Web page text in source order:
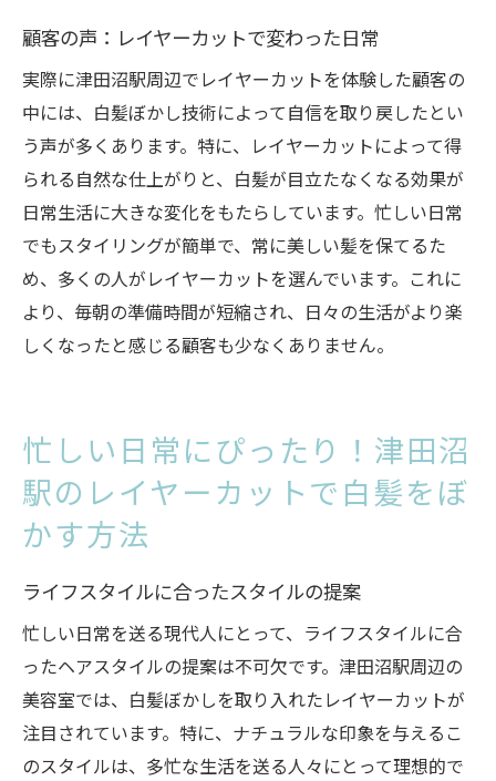
顧客の声：レイヤーカットで変わった日常
実際に津田沼駅周辺でレイヤーカットを体験した顧客の
中には、白髪ぼかし技術によって自信を取り戻したとい
う声が多くあります。特に、レイヤーカットによって得
られる自然な仕上がりと、白髪が目立たなくなる効果が
日常生活に大きな変化をもたらしています。忙しい日常
でもスタイリングが簡単で、常に美しい髪を保てるた
め、多くの人がレイヤーカットを選んでいます。これに
より、毎朝の準備時間が短縮され、日々の生活がより楽
しくなったと感じる顧客も少なくありません。
忙しい日常にぴったり！津田沼
駅のレイヤーカットで白髪をぼ
かす方法
ライフスタイルに合ったスタイルの提案
忙しい日常を送る現代人にとって、ライフスタイルに合
ったヘアスタイルの提案は不可欠です。津田沼駅周辺の
美容室では、白髪ぼかしを取り入れたレイヤーカットが
注目されています。特に、ナチュラルな印象を与えるこ
のスタイルは、多忙な生活を送る人々にとって理想的で